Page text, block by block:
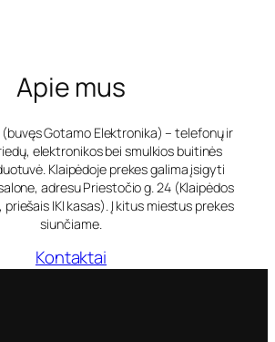
Apie mus
Gotamo Elektronika) – telefonų ir
elektronikos bei smulkios buitinės
Klaipėdoje prekes galima įsigyti
adresu Priestočio g. 24 (Klaipėdos
IKI kasas). Į kitus miestus prekes
siunčiame.
Kontaktai